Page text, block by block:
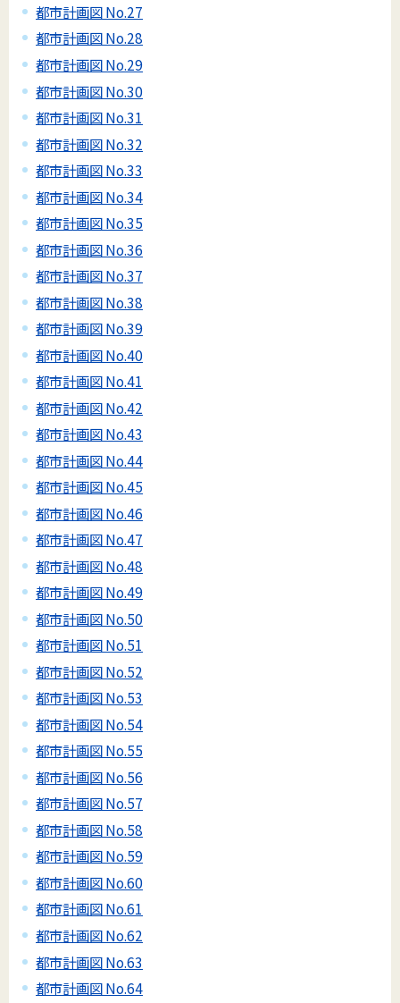
都市計画図 No.27
都市計画図 No.28
都市計画図 No.29
都市計画図 No.30
都市計画図 No.31
都市計画図 No.32
都市計画図 No.33
都市計画図 No.34
都市計画図 No.35
都市計画図 No.36
都市計画図 No.37
都市計画図 No.38
都市計画図 No.39
都市計画図 No.40
都市計画図 No.41
都市計画図 No.42
都市計画図 No.43
都市計画図 No.44
都市計画図 No.45
都市計画図 No.46
都市計画図 No.47
都市計画図 No.48
都市計画図 No.49
都市計画図 No.50
都市計画図 No.51
都市計画図 No.52
都市計画図 No.53
都市計画図 No.54
都市計画図 No.55
都市計画図 No.56
都市計画図 No.57
都市計画図 No.58
都市計画図 No.59
都市計画図 No.60
都市計画図 No.61
都市計画図 No.62
都市計画図 No.63
都市計画図 No.64